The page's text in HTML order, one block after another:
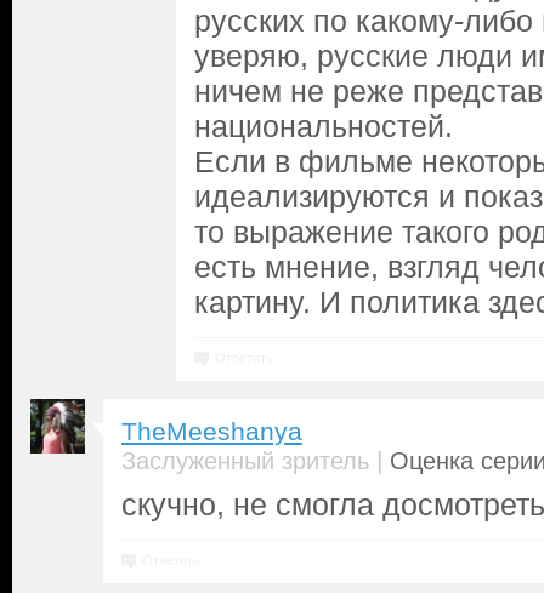
русских по какому-либо
уверяю, русские люди
ничем не реже
национальностей.
Если в фильме
идеализируются и
то выражение такого
есть мнение, взгляд
картину. И политика
TheMeeshanya
Заслуженный зритель | Оценка
скучно, не смогла